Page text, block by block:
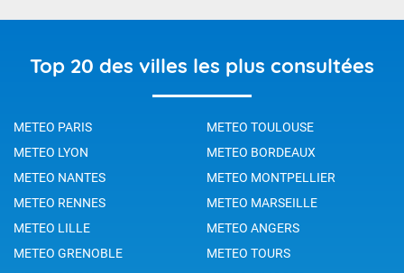
Top 20 des villes les plus consultées
METEO PARIS
METEO TOULOUSE
METEO LYON
METEO BORDEAUX
METEO NANTES
METEO MONTPELLIER
METEO RENNES
METEO MARSEILLE
METEO LILLE
METEO ANGERS
METEO GRENOBLE
METEO TOURS